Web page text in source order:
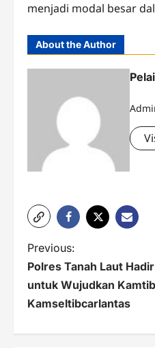
menjadi modal besar
About the Author
P
o
s
Previous:
Polres Tanah Laut
untuk Wujudkan
Kamseltibcarlantas